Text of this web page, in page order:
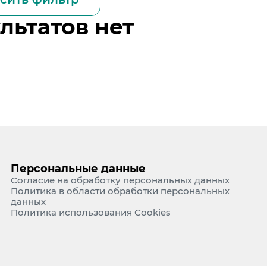
направлениенет
Персональные данные
Согласие на обработку персональных данных
Политика в области обработки персональных
данных
Политика использования Cookies